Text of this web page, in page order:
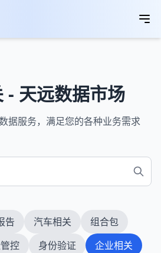
- 天远数据市场
据服务，满足您的各种业务需求
告 汽车相关
组合包
控 身份验证
企业相关